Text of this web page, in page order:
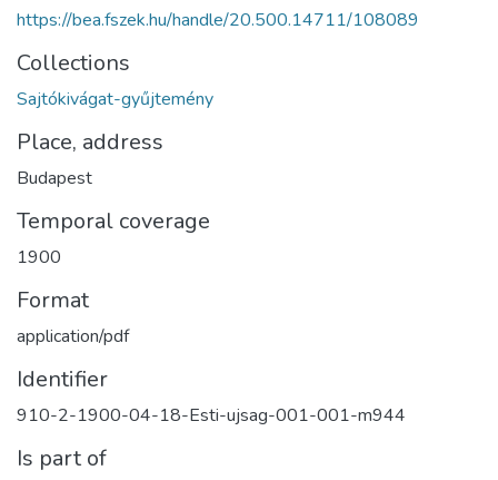
https://bea.fszek.hu/handle/20.500.14711/108089
Collections
Sajtókivágat-gyűjtemény
Place, address
Budapest
Temporal coverage
1900
Format
application/pdf
Identifier
910-2-1900-04-18-Esti-ujsag-001-001-m944
Is part of